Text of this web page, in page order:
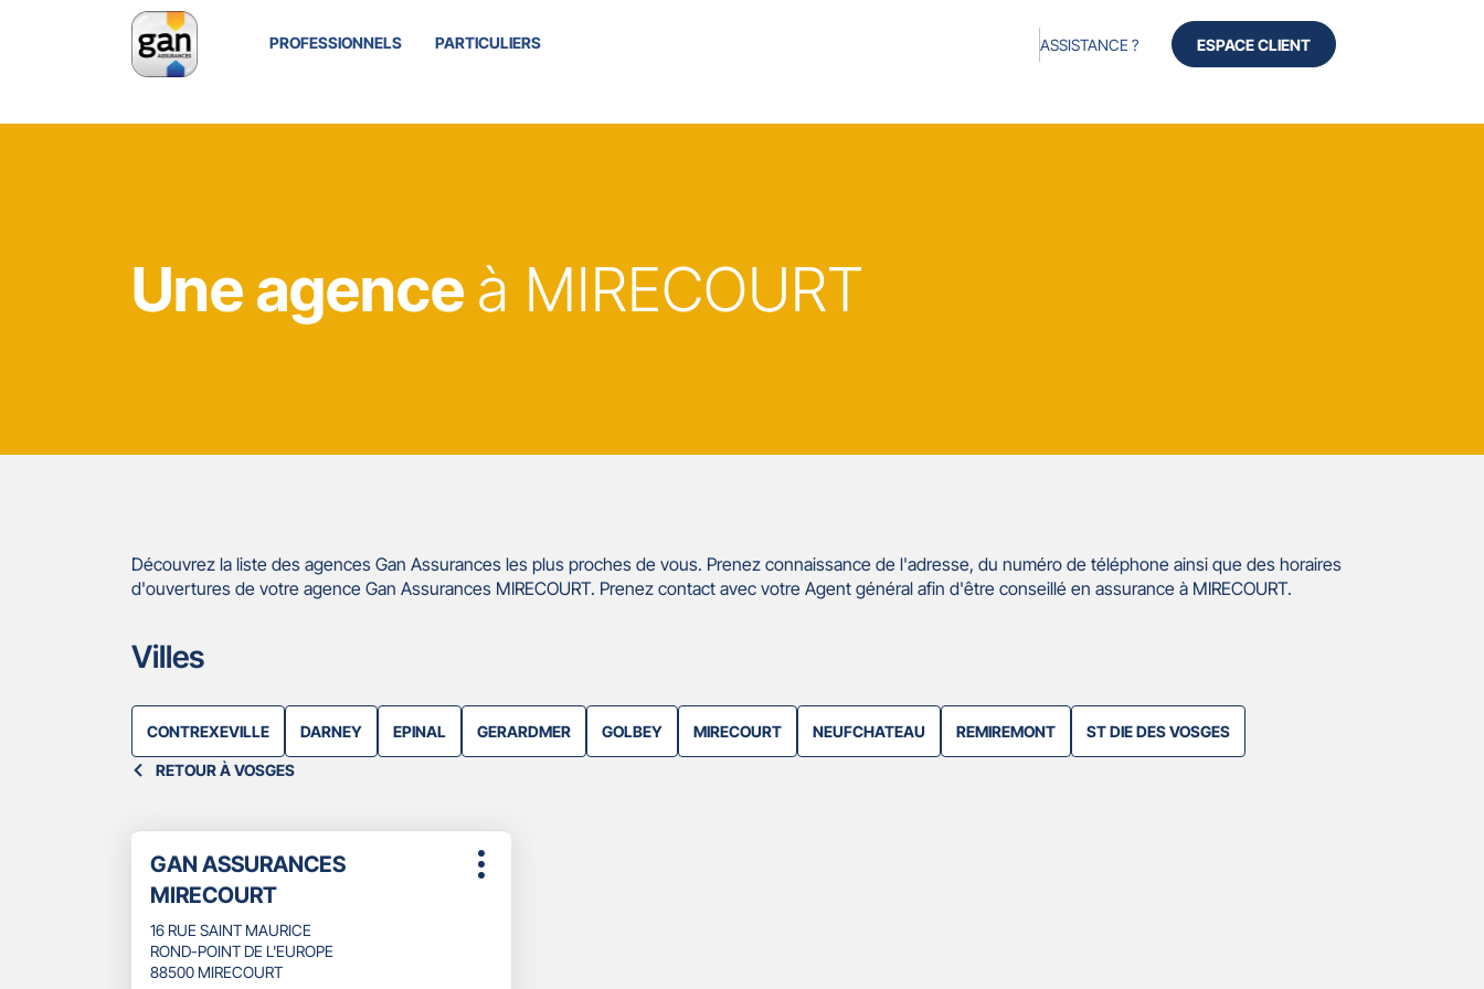
PROFESSIONNELS PARTICULIERS ASSISTANCE ? ESPACE CLIENT
Une agence à MIRECOURT
Découvrez la liste des agences Gan Assurances les plus proches de vous. Prenez connaissance de l'adresse, du numéro de téléphone ainsi que des horaires
d'ouvertures de votre agence Gan Assurances MIRECOURT. Prenez contact avec votre Agent général afin d'être conseillé en assurance à MIRECOURT.
Villes
CONTREXEVILLE DARNEY EPINAL GERARDMER GOLBEY MIRECOURT NEUFCHATEAU REMIREMONT ST DIE DES VOSGES
RETOUR À VOSGES
sur
touche
ENTRÉE
pour
obtenir
Point
de
vente
:
GAN ASSURANCES
MIRECOURT
16 RUE SAINT MAURICE
ROND-POINT DE L'EUROPE
88500 MIRECOURT
Plus